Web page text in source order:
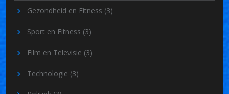
Gezondheid en Fitness (3)
Sport en Fitness (3)
Film en Televisie (3)
Technologie (3)